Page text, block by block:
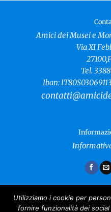
Amici dei Musei e
Via XI
Tel.
Iban:
Utilizziamo i cookie per
fornire funzionalità dei